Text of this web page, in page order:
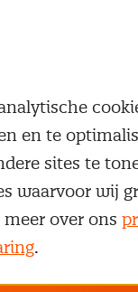
en te
sites te
waarvoor wij
over ons
.